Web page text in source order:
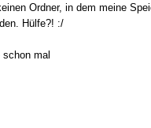
Ordner, in dem meine
Hülfe?! :/
schon mal